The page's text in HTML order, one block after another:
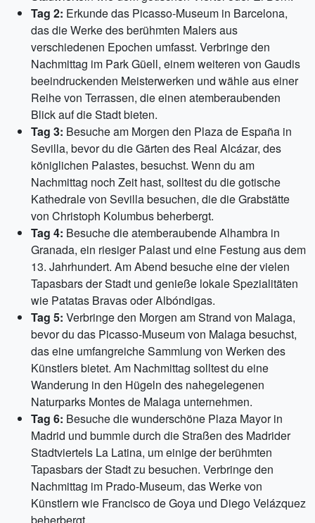
Tag 2: Erkunde das Picasso-Museum in Barcelona,
das die Werke des berühmten Malers aus
verschiedenen Epochen umfasst. Verbringe den
Nachmittag im Park Güell, einem weiteren von Gaudis
beeindruckenden Meisterwerken und wähle aus einer
Reihe von Terrassen, die einen atemberaubenden
Blick auf die Stadt bieten.
Tag 3: Besuche am Morgen den Plaza de España in
Sevilla, bevor du die Gärten des Real Alcázar, des
königlichen Palastes, besuchst. Wenn du am
Nachmittag noch Zeit hast, solltest du die gotische
Kathedrale von Sevilla besuchen, die die Grabstätte
von Christoph Kolumbus beherbergt.
Tag 4: Besuche die atemberaubende Alhambra in
Granada, ein riesiger Palast und eine Festung aus dem
13. Jahrhundert. Am Abend besuche eine der vielen
Tapasbars der Stadt und genieße lokale Spezialitäten
wie Patatas Bravas oder Albóndigas.
Tag 5: Verbringe den Morgen am Strand von Malaga,
bevor du das Picasso-Museum von Malaga besuchst,
das eine umfangreiche Sammlung von Werken des
Künstlers bietet. Am Nachmittag solltest du eine
Wanderung in den Hügeln des nahegelegenen
Naturparks Montes de Malaga unternehmen.
Tag 6: Besuche die wunderschöne Plaza Mayor in
Madrid und bummle durch die Straßen des Madrider
Stadtviertels La Latina, um einige der berühmten
Tapasbars der Stadt zu besuchen. Verbringe den
Nachmittag im Prado-Museum, das Werke von
Künstlern wie Francisco de Goya und Diego Velázquez